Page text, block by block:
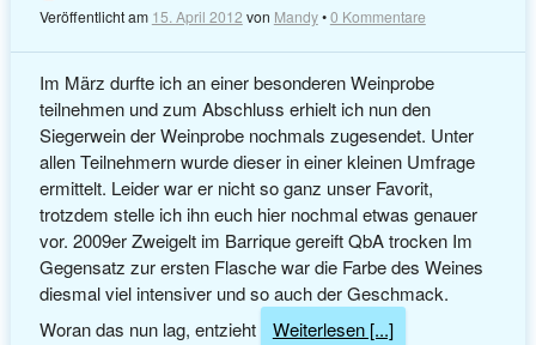
Veröffentlicht am 15. April 2012 von Mandy•0 Kommentare
Im März durfte ich an einer besonderen Weinprobe
teilnehmen und zum Abschluss erhielt ich nun den
Siegerwein der Weinprobe nochmals zugesendet. Unter
allen Teilnehmern wurde dieser in einer kleinen Umfrage
ermittelt. Leider war er nicht so ganz unser Favorit,
trotzdem stelle ich ihn euch hier nochmal etwas genauer
vor. 2009er Zweigelt im Barrique gereift QbA trocken Im
Gegensatz zur ersten Flasche war die Farbe des Weines
diesmal viel intensiver und so auch der Geschmack.
Woran das nun lag, entzieht
Weiterlesen [...]